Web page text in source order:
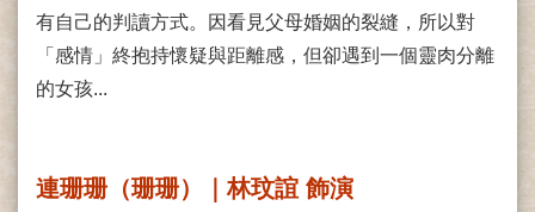
有自己的判讀方式。因看見父母婚姻的裂縫，所以對
「感情」終抱持懷疑與距離感，但卻遇到一個靈肉分離
的女孩...
連珊珊（珊珊）｜林玟誼 飾演